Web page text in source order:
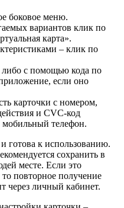
боковое меню.
вариантов клик по
карта».
– клик по
с помощью кода по
если оно
карточки с номером,
и CVC-код
телефон.
готова к использованию.
сохранить в
месте. Если это
повторное получение
через личный кабинет.